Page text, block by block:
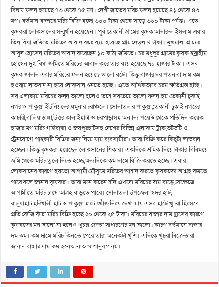
বিঘায় ফলন হয়েছে ৭৩ থেকে ৭৫ মণ। দেশী জাতের মরিচ ফলন হয়েছে ৪১ থেকে ৪৩
মণ। বর্তমান বাজারে মরিচ বিক্রি হচ্ছে ৬০০ টাকা থেকে সাড়ে ৬০০ টাকা পর্যন্ত। এতে
কৃষকরা লোকসানের সন্মুখীন হয়েছেন। পূর্ব তেকানী গ্রামের কৃষক আনারুল ইসলাম এবার
তিন বিঘা জমিতে মরিচের আবাদ করে ব্যয় হয়েছে প্রায় দেড়লাখ টাকা। মুন্ডমালা গ্রামের
আবুল হোসেন মরিচের আবাদ করেছেন ১০ কাঠা জমিতে। চর মধুপুর গ্রামের কৃষক ইব্রাহীম
হোসেন দুই বিঘা জমিতে মরিচের আবাদ করে তার ব্যয় হয়েছে ৭০ হাজার টাকা। এসব
কৃষক জানান এবার মরিচের ফলন হয়েছে ভালো বটে। কিন্তু বাজার দর পতন বা দাম কম
হওয়ায় লাভবান না হয়ে লোকসান গুনতে হচ্ছে। এতে আর্থিকভাবে চরম ক্ষতিগ্রস্ত হচ্ছি।
সব এলাকায় মরিচের ফলন ভালো হলেও তবে সবচেয়ে ভালো ফলন হয় তেকানী চুকাই
নগর ও পাকুল্লা ইউনিয়নের যমুনার চরাঞ্চলে। সোনাতলার পাকুল্লা,তেকানী চুকাই নগরের
কাচারী,বালিয়াডাঙ্গা,উত্তর কালাইহাটা ও চরপাড়াসহ অন্যান্য পয়েন্ট থেকে প্রতিদিন কয়েক
হাজার মণ মরিচ গাইবান্ধা ও জয়পুরহাটসহ দেশের বিভিন্ন এলাকায় ট্রাক,ভটভটি ও
ট্রেনযোগে পাইকারী বিক্রির জন্য নিয়ে যায় ব্যবসায়ীরা। তারা বিক্রি করে কিছুটা লাভবান
হচ্ছেন। কিন্তু কৃষকরা হয়েছেন লোকসানের শিকার। একদিকে শ্রমিক দিয়ে টাকার বিনিময়ে
জমি থেকে মরিচ তুলে নিতে হচ্ছে,অন্যদিকে কম দামে বিক্রি করতে হচ্ছে। এবার
লোকসানের কারণে হয়তো আগামী মৌসুমে মরিচের আবাদ করতে কৃষকদের আগ্রহ কমতে
পারে বলে জানান কৃষকরা। তারা মনে করেন যদি এখনো মরিচের দাম বাড়ে,সেক্ষেত্রে
আগামীতে মরিচ চাষে আগ্রহ বাড়তে পারে। সোনাতলা উপজেলা সদর হাট,
বালুয়াহাট,হরিখালী হাট ও পাকুল্লা হাটে খোঁজ নিয়ে দেখা যায় এসব হাটে খুচরা হিসেবে
প্রতি কেজি কাঁচা মরিচ বিক্রি হচ্ছে ২০ থেকে ২৫ টাকা। মরিচের বাজার দাম হ্রাসের কারণে
কৃষকদের মন ভালো না হলেও খুচরা ক্রেতা সাধারণের মন ভালো। কারণ বর্তমানে বাজার
দম কম। কম দামে মরিচ কিনতে পেরে তারা অনেকটা খুশি। এদিকে খুচরা বিক্রেতারা
জানান বাজার দাম কম হলেও লাভ আশানুরূপ নয়।